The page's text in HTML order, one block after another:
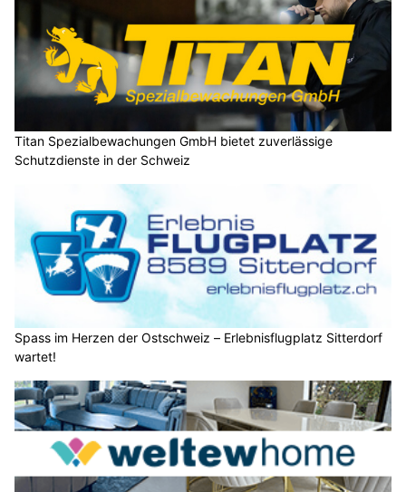
Titan Spezialbewachungen GmbH bietet zuverlässige
Schutzdienste in der Schweiz
Spass im Herzen der Ostschweiz – Erlebnisflugplatz Sitterdorf
wartet!